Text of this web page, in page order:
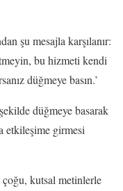
şu mesajla karşılanır:
bu hizmeti kendi
düğmeye basın.’
düğmeye basarak
etkileşime girmesi
çoğu, kutsal metinlerle